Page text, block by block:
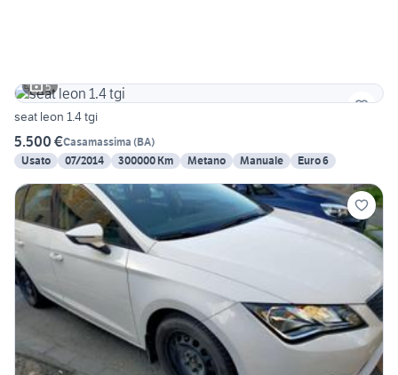
5
seat leon 1.4 tgi
5.500 €Casamassima (BA)
Usato
07/2014 300000 Km Metano Manuale Euro 6